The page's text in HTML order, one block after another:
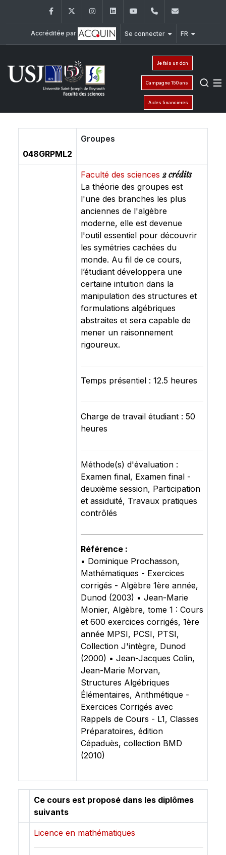
FacebookTwitter InstagramLinkedInYouTube+961 (1) 421 368
Accréditée par Se connecter FR
Je fais un don
Campagne 150 ans
Aides financières
048GRPML2
Groupes
Faculté des sciences2 crédits
La théorie des groupes est
l'une des branches les plus
anciennes de l'algèbre
moderne, elle est devenue
l'outil essentiel pour découvrir
les symétries cachées du
monde. Au fil de ce cours,
l’étudiant développera une
certaine intuition dans la
manipulation des structures et
formulations algébriques
abstraites et sera capable de
mener un raisonnement
rigoureux.
Temps présentiel : 12.5 heures
Charge de travail étudiant : 50
heures
Méthode(s) d'évaluation :
Examen final, Examen final -
deuxième session, Participation
et assiduité, Travaux pratiques
contrôlés
Référence :
• Dominique Prochasson,
Mathématiques - Exercices
corrigés - Algèbre 1ère année,
Dunod (2003) • Jean-Marie
Monier, Algèbre, tome 1 : Cours
et 600 exercices corrigés, 1ère
année MPSI, PCSI, PTSI,
Collection J'intègre, Dunod
(2000) • Jean-Jacques Colin,
Jean-Marie Morvan,
Structures Algébriques
Élémentaires, Arithmétique -
Exercices Corrigés avec
Rappels de Cours - L1, Classes
Préparatoires, édition
Cépaduès, collection BMD
(2010)
Ce cours est proposé dans les diplômes
suivants
Licence en mathématiques